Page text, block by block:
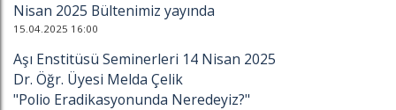
Nisan 2025 Bültenimiz yayında
15.04.2025 16:00
Aşı Enstitüsü Seminerleri 14 Nisan 2025
Dr. Öğr. Üyesi Melda Çelik
"Polio Eradikasyonunda Neredeyiz?"